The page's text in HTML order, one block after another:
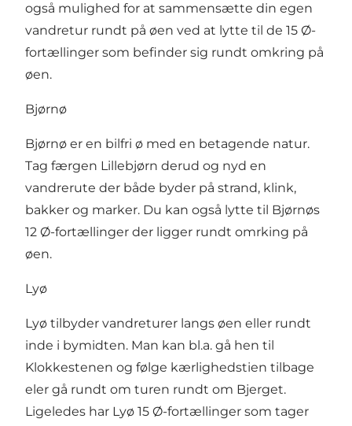
også mulighed for at sammensætte din egen
vandretur rundt på øen ved at lytte til de 15 Ø-
fortællinger som befinder sig rundt omkring på
øen.
Bjørnø
Bjørnø er en bilfri ø med en betagende natur.
Tag færgen Lillebjørn derud og nyd en
vandrerute der både byder på strand, klink,
bakker og marker. Du kan også lytte til Bjørnøs
12 Ø-fortællinger der ligger rundt omrking på
øen.
Lyø
Lyø tilbyder vandreturer langs øen eller rundt
inde i bymidten. Man kan bl.a. gå hen til
Klokkestenen og følge kærlighedstien tilbage
eler gå rundt om turen rundt om Bjerget.
Ligeledes har Lyø 15 Ø-fortællinger som tager